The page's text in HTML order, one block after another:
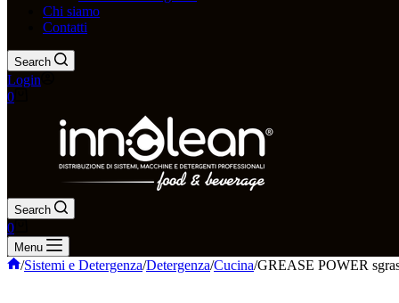
Chi siamo
Contatti
Search
Login
0
Search
0
Menu
/Sistemi e Detergenza/Detergenza/Cucina/GREASE POWER